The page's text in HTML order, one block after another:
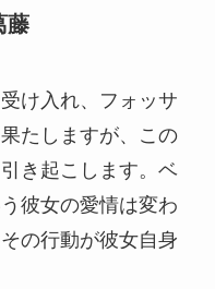
藤
け入れ、フォッサ
たしますが、この
き起こします。ベ
彼女の愛情は変わ
の行動が彼女自身